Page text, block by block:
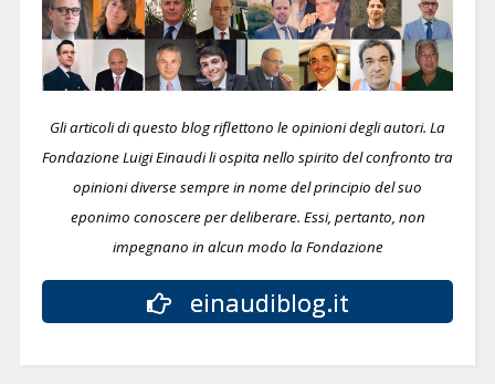
Gli articoli di questo blog riflettono le opinioni degli autori. La
Fondazione Luigi Einaudi li ospita nello spirito del confronto tra
opinioni diverse sempre in nome del principio del suo
eponimo conoscere per deliberare. Essi, pertanto, non
impegnano in alcun modo la Fondazione
einaudiblog.it